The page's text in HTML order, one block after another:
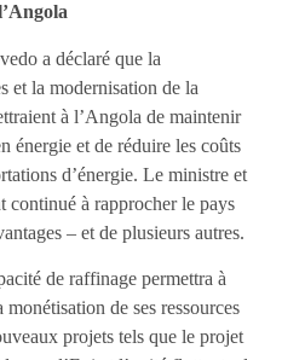
a déclaré que la
et la modernisation de la
à l’Angola de maintenir
énergie et de réduire les coûts
d’énergie. Le ministre et
continué à rapprocher le pays
– et de plusieurs autres.
de raffinage permettra à
de ses ressources
projets tels que le projet